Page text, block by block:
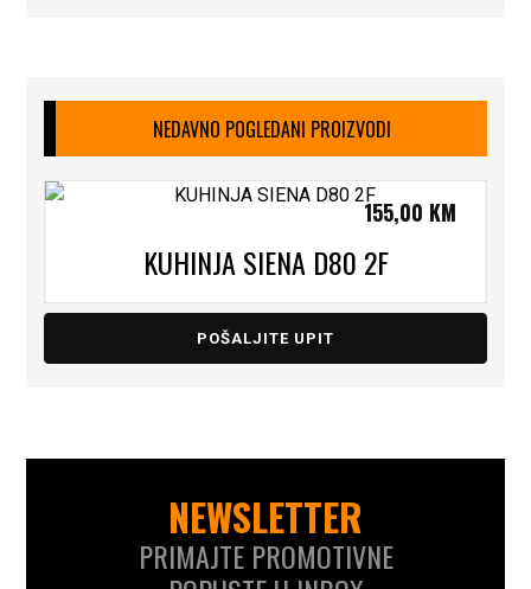
NEDAVNO POGLEDANI PROIZVODI
KUHINJA SIENA D80 2F
155,00 KM
POŠALJITE UPIT
NEWSLETTER
PRIMAJTE PROMOTIVNE